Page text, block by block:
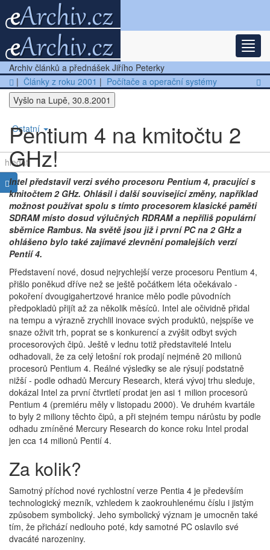
Nejnovější články
Další články
Přednášky
Ostatní
Archiv článků a přednášek Jiřího Peterky
| Články z roku 2001 | Počítače a operační systémy
Vyšlo na Lupě, 30.8.2001
Pentium 4 na kmitočtu 2
GHz!
Intel představil verzi svého procesoru Pentium 4, pracující s
kmitočtem 2 GHz. Ohlásil i další související změny, například
možnost používat spolu s tímto procesorem klasické paměti
SDRAM místo dosud výlučných RDRAM a nepříliš populární
sběrnice Rambus. Na světě jsou již i první PC na 2 GHz a
ohlášeno bylo také zajímavé zlevnění pomalejších verzí
Pentií 4.
Představení nové, dosud nejrychlejší verze procesoru Pentium 4,
přišlo poněkud dříve než se ještě počátkem léta očekávalo -
pokoření dvougigahertzové hranice mělo podle původních
předpokladů přijít až za několik měsíců. Intel ale očividně přidal
na tempu a výrazně zrychlil inovace svých produktů, nejspíše ve
snaze oživit trh, poprat se s konkurencí a zvýšit odbyt svých
procesorových čipů. Ještě v lednu totiž představitelé Intelu
odhadovali, že za celý letošní rok prodají nejméně 20 milionů
procesorů Pentium 4. Reálné výsledky se ale rýsují podstatně
nižší - podle odhadů Mercury Research, která vývoj trhu sleduje,
dokázal Intel za první čtvrtletí prodat jen asi 1 milion procesorů
Pentium 4 (premiéru měly v listopadu 2000). Ve druhém kvartále
to byly 2 miliony těchto čipů, a při stejném tempu nárůstu by podle
odhadu zmíněné Mercury Research do konce roku Intel prodal
jen cca 14 milionů Pentií 4.
Za kolik?
Samotný příchod nové rychlostní verze Pentia 4 je především
technologický mezník, vzhledem k zaokrouhlenému číslu i jistým
způsobem symbolický. Jeho symbolický význam je umocněn také
tím, že přichází nedlouho poté, kdy samotné PC oslavilo své
dvacáté narozeniny.